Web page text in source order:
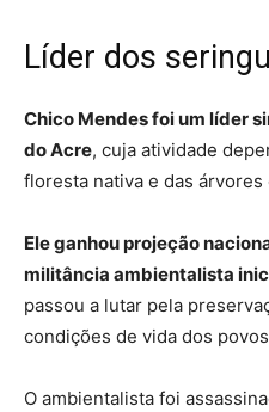
Líder dos
Chico Mendes foi um líder
do Acre, cuja atividade
floresta nativa e das
Ele ganhou projeção
militância ambientalista
passou a lutar pela
condições de vida dos
O ambientalista foi